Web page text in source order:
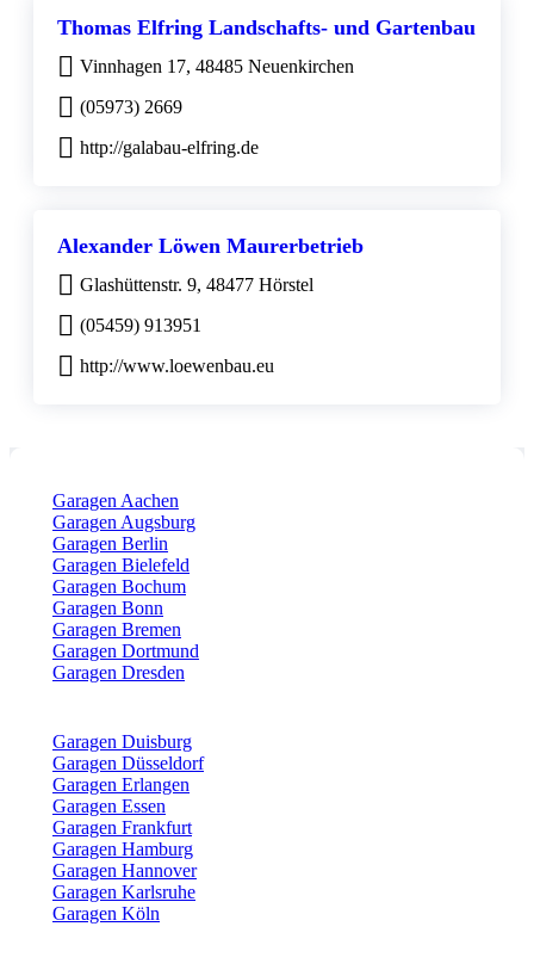
Thomas Elfring Landschafts- und Gartenbau
Vinnhagen 17, 48485 Neuenkirchen
(05973) 2669
http://galabau-elfring.de
Alexander Löwen Maurerbetrieb
Glashüttenstr. 9, 48477 Hörstel
(05459) 913951
http://www.loewenbau.eu
Garagen Aachen
Garagen Augsburg
Garagen Berlin
Garagen Bielefeld
Garagen Bochum
Garagen Bonn
Garagen Bremen
Garagen Dortmund
Garagen Dresden
Garagen Duisburg
Garagen Düsseldorf
Garagen Erlangen
Garagen Essen
Garagen Frankfurt
Garagen Hamburg
Garagen Hannover
Garagen Karlsruhe
Garagen Köln